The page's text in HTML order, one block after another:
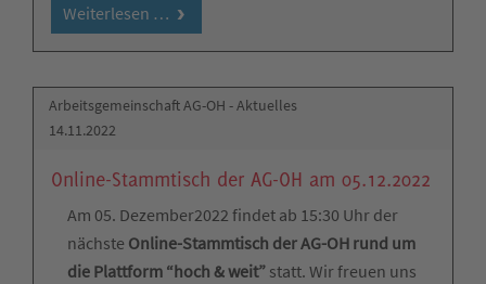
Weiterlesen …
Arbeitsgemeinschaft AG-OH - Aktuelles
14.11.2022
Online-Stammtisch der AG-OH am 05.12.2022
Am 05. Dezember2022 findet ab 15:30 Uhr der
nächste Online-Stammtisch der AG-OH rund um
die Plattform “hoch & weit” statt. Wir freuen uns